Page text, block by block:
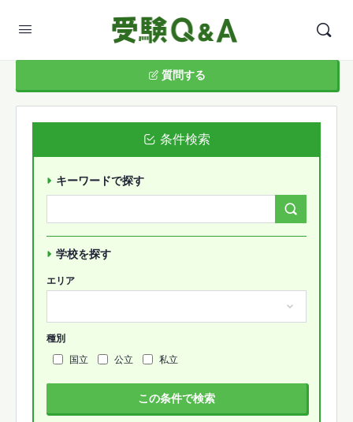
質問する
条件検索
キーワードで探す
学校を探す
エリア
種別
国立
公立 私立
この条件で検索